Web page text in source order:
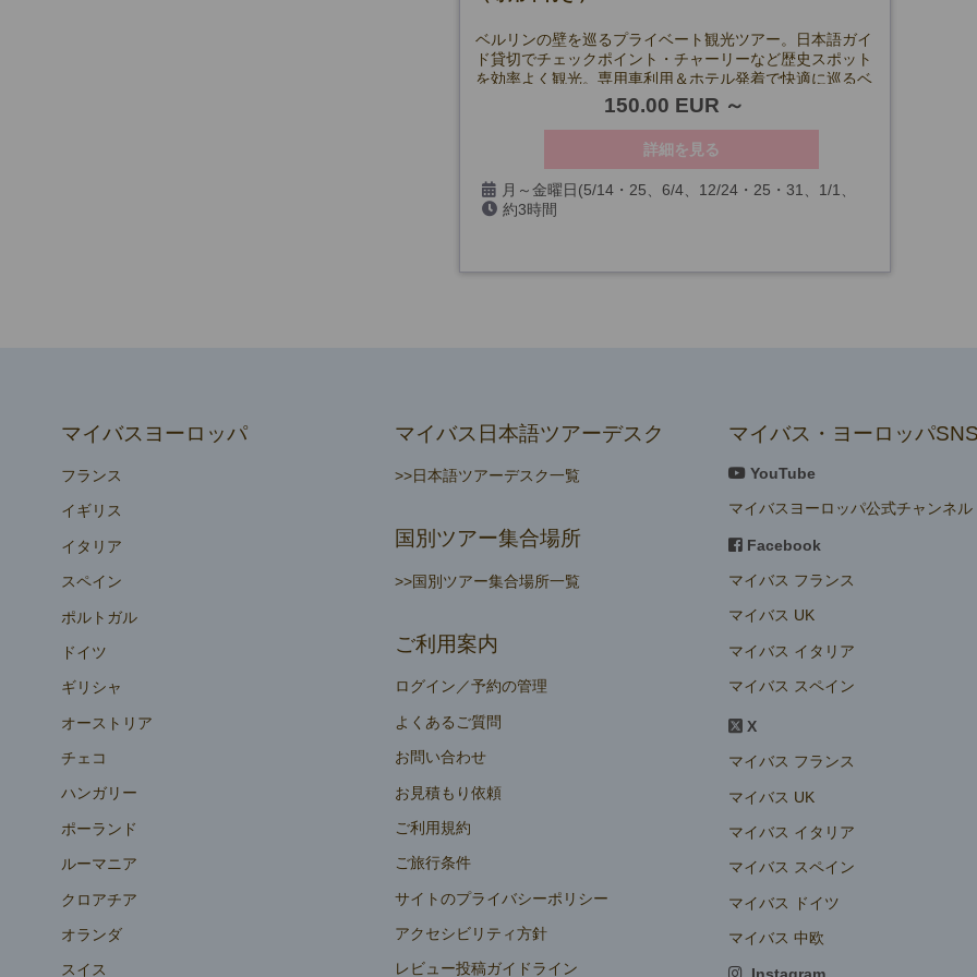
ベルリンの壁を巡るプライベート観光ツアー。日本語ガイ
ド貸切でチェックポイント・チャーリーなど歴史スポット
を効率よく観光。専用車利用＆ホテル発着で快適に巡るベ
ルリン市内観光です。150.00 EUR
詳細を見る
月～金曜日(5/14・25、6/4、12/24・25・31、1/1、
3/26・29を除く)
約3時間
マイバスヨーロッパ
フランス
イギリス
イタリア
スペイン
ポルトガル
ドイツ
ギリシャ
オーストリア
チェコ
ハンガリー
ポーランド
ルーマニア
クロアチア
オランダ
スイス
マイバス日本語ツアーデスク
>>日本語ツアーデスク一覧
国別ツアー集合場所
>>国別ツアー集合場所一覧
ご利用案内
ログイン／予約の管理
よくあるご質問
お問い合わせ
お見積もり依頼
ご利用規約
ご旅行条件
サイトのプライバシーポリシー
アクセシビリティ方針
レビュー投稿ガイドライン
マイバス・ヨーロッパ
YouTube
マイバスヨーロッパ公式チャンネル
Facebook
マイバス フランス
マイバス UK
マイバス イタリア
マイバス スペイン
X
マイバス フランス
マイバス UK
マイバス イタリア
マイバス スペイン
マイバス ドイツ
マイバス 中欧